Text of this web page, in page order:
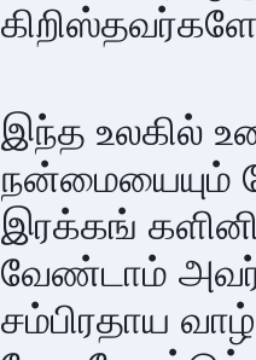
இந்த உலகில்
நன்மையையும்
இரக்கங்
வேண்டாம்
சம்பிரதாய